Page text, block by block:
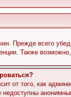
Прежде всего
Также
от того, как